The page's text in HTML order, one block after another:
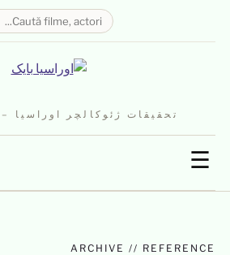
تحقیقات ژئوکالچر اوراسیا
☰
ARCHIVE // REFERENCE